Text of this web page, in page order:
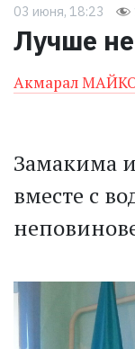
03 июня, 18:23
Лучше
Акмарал
Замакима
вместе с